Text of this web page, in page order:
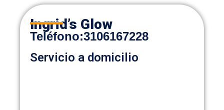
Ingrid’s Glow
Teléfono:3106167228
Servicio a domicilio